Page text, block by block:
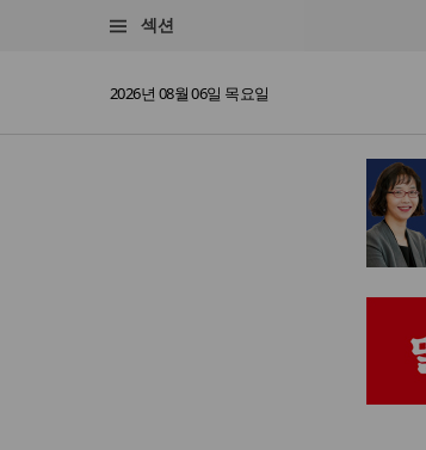
섹션
2026년 08월 06일 목요일